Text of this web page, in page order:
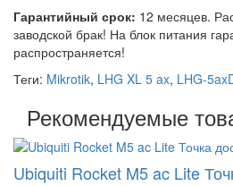
Гарантийный срок: 12 месяцев.
заводской брак! На блок питания
распространяется!
Теги: Mikrotik, LHG XL 5 ax, LHG-
Рекомендуемые
Ubiquiti Rocket M5 ac Lite